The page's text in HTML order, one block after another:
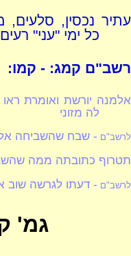
עתיר נכסין, סלעים,
כל ימי "עני" רעים
רשב"ם קמג: - קמו:
אלמנה יורשת ואומרת ראו
לה מזוני
לרשב"ם - שבח שהשביחה
תטרוף כתובתה ממה
לרשב"ם - דעתו לגרשה שוב
גמ'